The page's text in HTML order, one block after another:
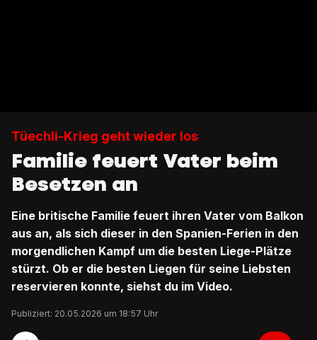
Tüechli-Krieg geht wieder los
Familie feuert Vater beim
Besetzen an
Eine britische Familie feuert ihren Vater vom Balkon
aus an, als sich dieser in den Spanien-Ferien in den
morgendlichen Kampf um die besten Liege-Plätze
stürzt. Ob er die besten Liegen für seine Liebsten
reservieren konnte, siehst du im Video.
Publiziert: 20.05.2026 um 18:57 Uhr